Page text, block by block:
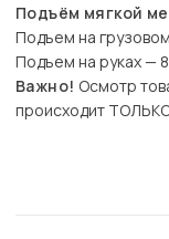
Подъём мягкой
Подъем на
Подъем на руках —
Важно! Осмотр
происходит